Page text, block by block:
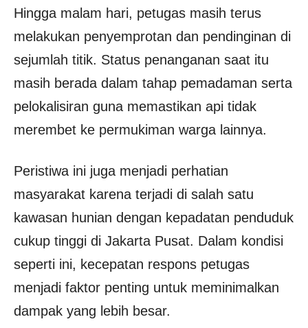
Hingga malam hari, petugas masih terus
melakukan penyemprotan dan pendinginan di
sejumlah titik. Status penanganan saat itu
masih berada dalam tahap pemadaman serta
pelokalisiran guna memastikan api tidak
merembet ke permukiman warga lainnya.
Peristiwa ini juga menjadi perhatian
masyarakat karena terjadi di salah satu
kawasan hunian dengan kepadatan penduduk
cukup tinggi di Jakarta Pusat. Dalam kondisi
seperti ini, kecepatan respons petugas
menjadi faktor penting untuk meminimalkan
dampak yang lebih besar.